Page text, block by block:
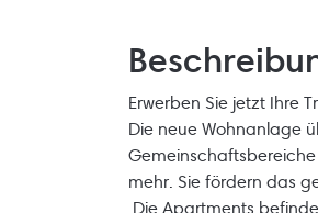
Erwerben Sie jetzt Ihre
Die neue Wohnanlage
mehr. Sie fördern das
Die Apartments